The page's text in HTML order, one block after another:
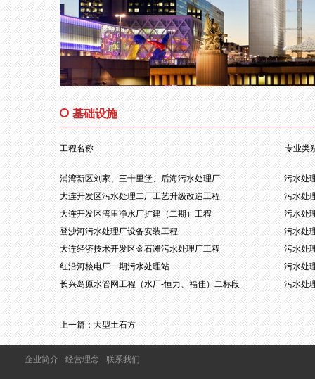
基础设施
工程名称 专业类
浦湾新区刘家、三十里堡、后海污水处理厂
污水处
大连开发区污水处理二厂工艺升级改造工程
污水处
大连开发区湾里净水厂扩建（二期）工程
污水处
登沙河污水处理厂设备安装工程
污水处
大连经济技术开发区金石滩污水处理厂工程
污水处
红沿河核电厂一期污水处理站
污水处
长兴岛原水管网工程（水厂-恒力、福佳）二标段
污水处
上一篇： 大型土石方
企业简介 经营理念 联系我们